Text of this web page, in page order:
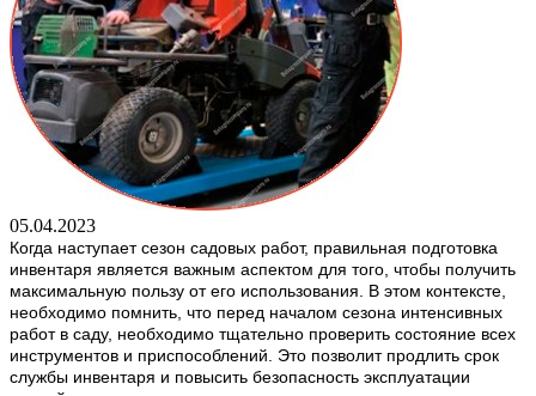
05.04.2023
Когда наступает сезон садовых работ, правильная подготовка
инвентаря является важным аспектом для того, чтобы получить
максимальную пользу от его использования. В этом контексте,
необходимо помнить, что перед началом сезона интенсивных
работ в саду, необходимо тщательно проверить состояние всех
инструментов и приспособлений. Это позволит продлить срок
службы инвентаря и повысить безопасность эксплуатации